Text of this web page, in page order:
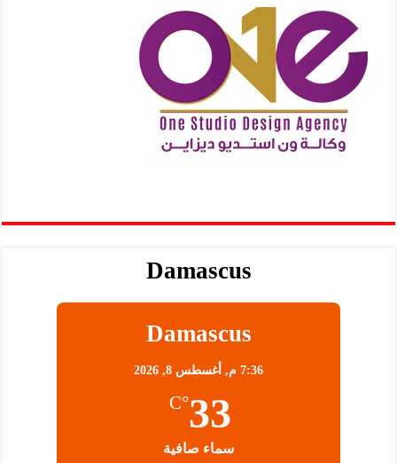
Damascus
Damascus
7:36 م, أغسطس 8, 2026
33
°C
سماء صافية